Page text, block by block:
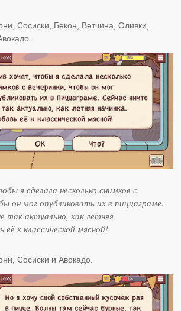
Сосиски, Бекон, Ветчина, Оливки,
я сделала несколько снимков с
он мог опубликовать их в пиццаграме.
так актуально, как летняя
её к классической мясной!
Сосиски и Авокадо.